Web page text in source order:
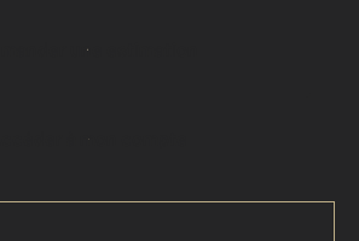
Demander une estimation
Accéder à mon compte